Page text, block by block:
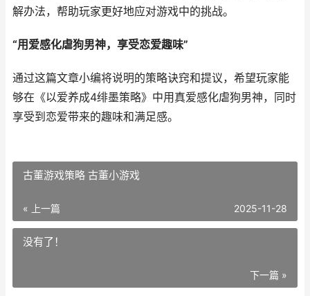
解办法，帮助玩家更好地应对游戏中的挑战。
“用爱感化虐狗男神，享受恋爱趣味”
通过这篇文章小编将说明的策略诀窍和提议，希望玩家能
够在《以爱养成4绯墨策略》中用真爱感化虐狗男神，同时
享受到恋爱带来的趣味和满足感。
古董游戏策略 古董小游戏
« 上一篇 2025-11-28
没有了！
下一篇 »